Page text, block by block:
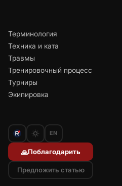
Терминология
Техника и ката
Травмы
Тренировочный процесс
Турниры
Экипировка
EN
🙏Поблагодарить
Предложить статью